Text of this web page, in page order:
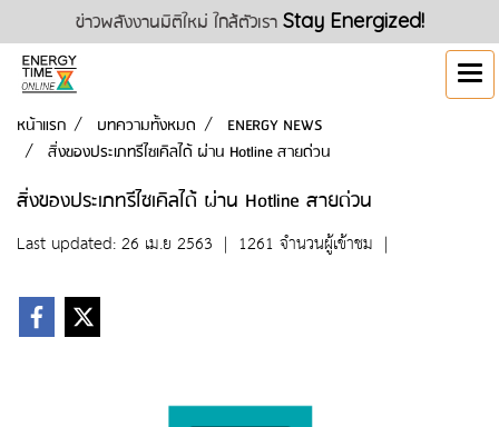
ข่าวพลังงานมิติใหม่ ใกล้ตัวเรา Stay Energized!
หน้าแรก บทความทั้งหมด
ENERGY NEWS
สิ่งของประเภทรีไซเคิลได้ ผ่าน Hotline สายด่วน
สิ่งของประเภทรีไซเคิลได้ ผ่าน Hotline สายด่วน
Last updated: 26 เม.ย 2563 | 1261 จำนวนผู้เข้าชม |